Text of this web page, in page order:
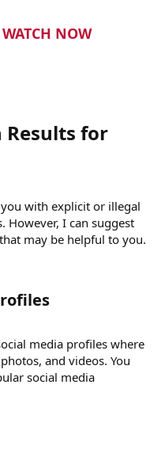
NOW
for
with explicit or illegal
However, I can suggest
may be helpful to you.
media profiles where
and videos. You
social media